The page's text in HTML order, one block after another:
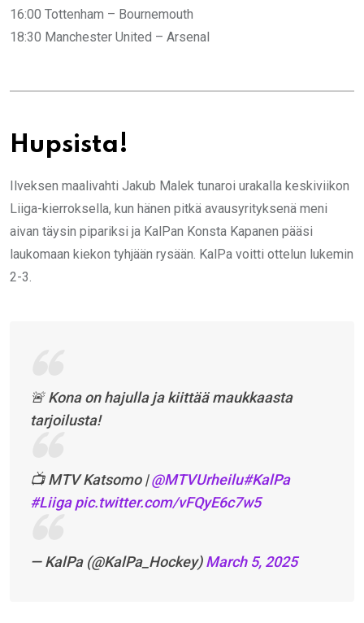
16:00 Tottenham – Bournemouth
18:30 Manchester United – Arsenal
Hupsista!
Ilveksen maalivahti Jakub Malek tunaroi urakalla keskiviikon
Liiga-kierroksella, kun hänen pitkä avausyrityksenä meni
aivan täysin pipariksi ja KalPan Konsta Kapanen pääsi
laukomaan kiekon tyhjään rysään. KalPa voitti ottelun lukemin
2-3.
🚨 Kona on hajulla ja kiittää maukkaasta
tarjoilusta!
📺 MTV Katsomo |@MTVUrheilu#KalPa
#Liiga pic.twitter.com/vFQyE6c7w5
— KalPa (@KalPa_Hockey)March 5, 2025